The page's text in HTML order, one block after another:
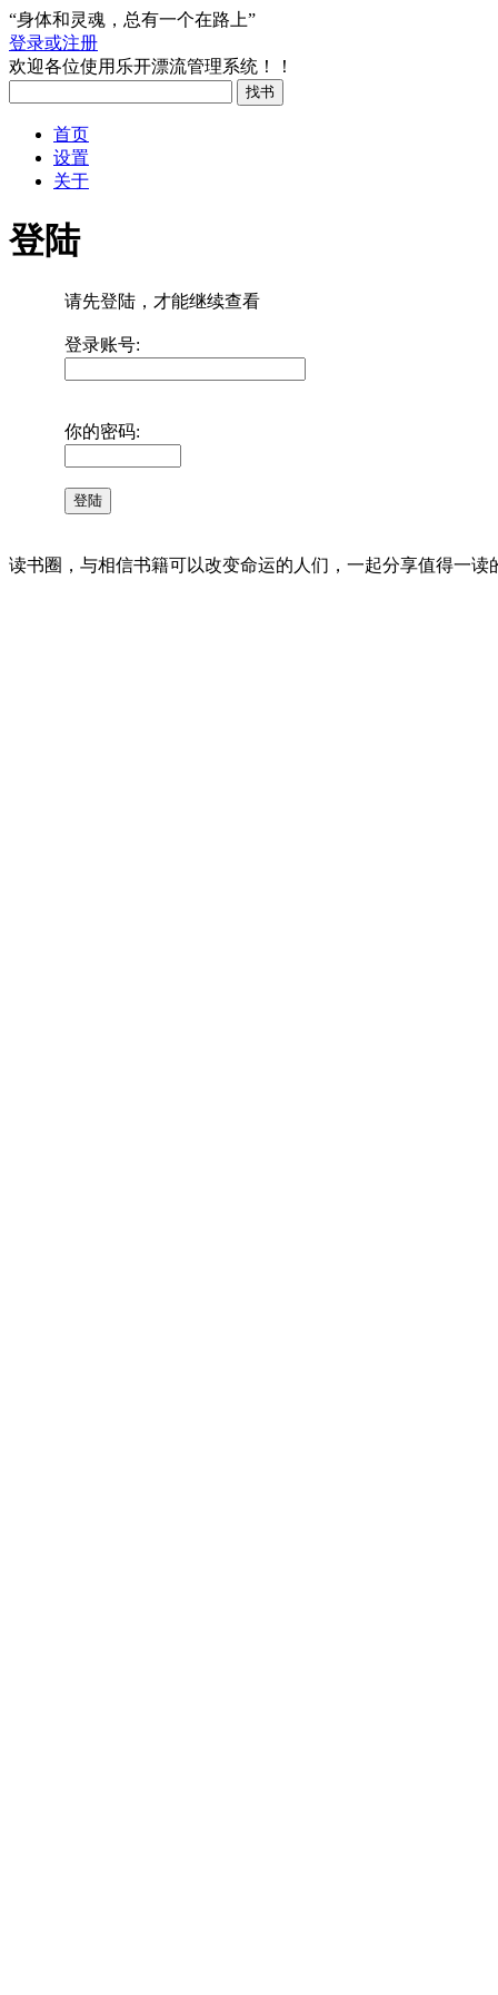
“身体和灵魂，总有一个在路上”
登录或注册
欢迎各位使用乐开漂流管理系统！！
首页
设置
关于
登陆
请先登陆，才能继续查看
登录账号:
你的密码:
读书圈，与相信书籍可以改变命运的人们，一起分享值得一读